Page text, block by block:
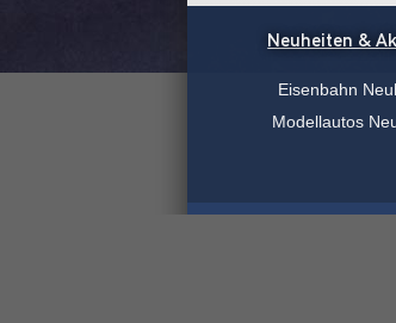
Neuheiten &
Eisenbahn
Modellautos